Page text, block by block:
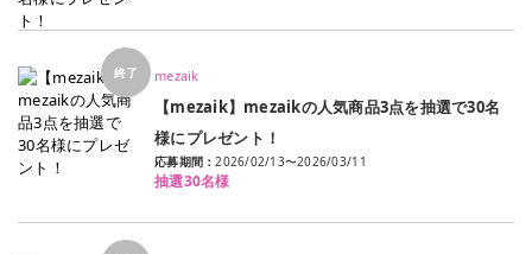
終了 mezaik
【mezaik】mezaikの人気商品3点を抽選で30名
様にプレゼント！
応募期間：2026/02/13〜2026/03/11
抽選30名様